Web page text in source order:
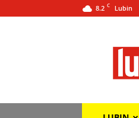
8.2 C Lubin
Extra!